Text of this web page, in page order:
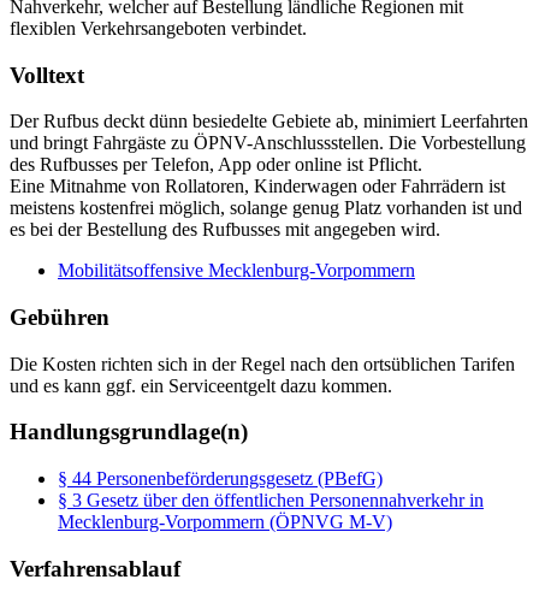
Nahverkehr, welcher auf Bestellung ländliche Regionen mit
flexiblen Verkehrsangeboten verbindet.
Volltext
Der Rufbus deckt dünn besiedelte Gebiete ab, minimiert Leerfahrten
und bringt Fahrgäste zu ÖPNV-Anschlussstellen. Die Vorbestellung
des Rufbusses per Telefon, App oder online ist Pflicht.
Eine Mitnahme von Rollatoren, Kinderwagen oder Fahrrädern ist
meistens kostenfrei möglich, solange genug Platz vorhanden ist und
es bei der Bestellung des Rufbusses mit angegeben wird.
Mobilitätsoffensive Mecklenburg-Vorpommern
Gebühren
Die Kosten richten sich in der Regel nach den ortsüblichen Tarifen
und es kann ggf. ein Serviceentgelt dazu kommen.
Handlungsgrundlage(n)
§ 44 Personenbeförderungsgesetz (PBefG)
§ 3 Gesetz über den öffentlichen Personennahverkehr in
Mecklenburg-Vorpommern (ÖPNVG M-V)
Verfahrensablauf